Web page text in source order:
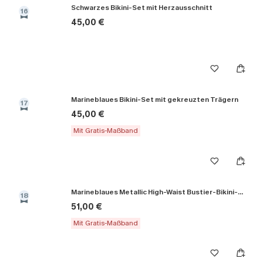
16 Schwarzes Bikini-Set mit Herzausschnitt
45,00 €
17 Marineblaues Bikini-Set mit gekreuzten Trägern
45,00 €
Mit Gratis-Maßband
18 Marineblaues Metallic High-Waist Bustier-Bikini-Set
51,00 €
Mit Gratis-Maßband